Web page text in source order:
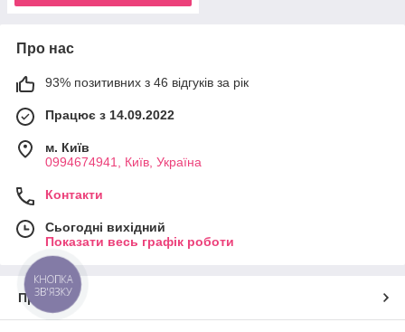
Про нас
93% позитивних з 46 відгуків за рік
Працює з 14.09.2022
м. Київ
0994674941, Київ, Україна
Контакти
Сьогодні вихідний
Показати весь графік роботи
Про нас
КНОПКА
ЗВ'ЯЗКУ